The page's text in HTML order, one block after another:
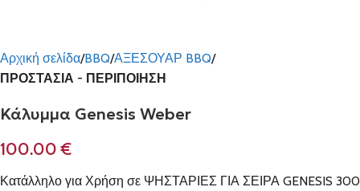
Αρχική σελίδα BBQ ΑΞΕΣΟΥΑΡ BBQ
ΠΡΟΣΤΑΣΙΑ - ΠΕΡΙΠΟΙΗΣΗ
Κάλυμμα Genesis Weber
100.00€
Κατάλληλο για Χρήση σε ΨΗΣΤΑΡΙΕΣ ΓΙΑ ΣΕΙΡΑ GENESIS 300